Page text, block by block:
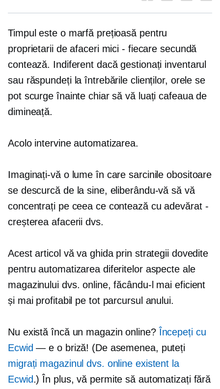
Timpul este o marfă prețioasă pentru
proprietarii de afaceri mici - fiecare secundă
contează. Indiferent dacă gestionați inventarul
sau răspundeți la întrebările clienților, orele se
pot scurge înainte chiar să vă luați cafeaua de
dimineață.
Acolo intervine automatizarea.
Imaginați-vă o lume în care sarcinile obositoare
se descurcă de la sine, eliberându-vă să vă
concentrați pe ceea ce contează cu adevărat -
creșterea afacerii dvs.
Acest articol vă va ghida prin strategii dovedite
pentru automatizarea diferitelor aspecte ale
magazinului dvs. online, făcându-l mai eficient
și mai profitabil pe tot parcursul anului.
Nu există încă un magazin online? Începeți cu
Ecwid — e o briză! (De asemenea, puteți
migrați magazinul dvs. online existent la
Ecwid.) În plus, vă permite să automatizați fără